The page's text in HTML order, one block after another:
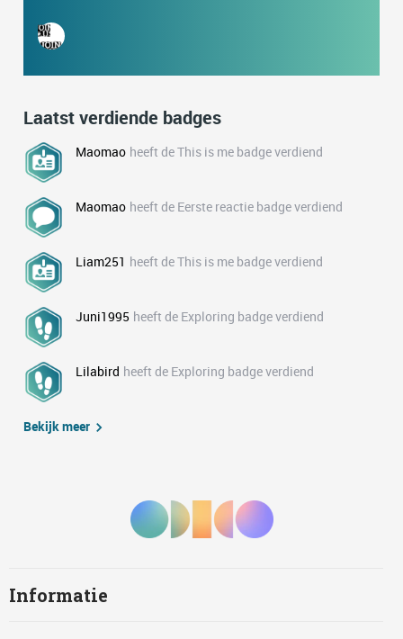
Laatst verdiende badges
Maomao heeft de This is me badge verdiend
Maomao heeft de Eerste reactie badge verdiend
Liam251 heeft de This is me badge verdiend
Juni1995 heeft de Exploring badge verdiend
Lilabird heeft de Exploring badge verdiend
Bekijk meer
Informatie